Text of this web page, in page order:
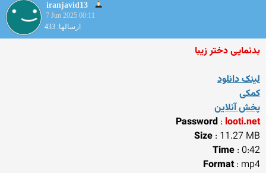
iranjavid13
7 Jun 2025 00:11
ارسالها: 433
بدنمایی دختر زیبا
لینک دانلود
کمکی
پخش آنلاین
Password : looti.net
Size : 11.27 MB
Time : 0:42
Format: mp4